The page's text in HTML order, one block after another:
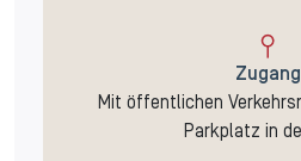
Zugang
Mit öffentlichen
Parkplatz in